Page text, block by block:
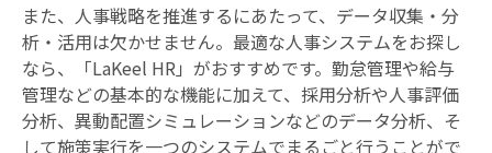
また、人事戦略を推進するにあたって、データ収集・分
析・活用は欠かせません。最適な人事システムをお探し
なら、「LaKeel HR」がおすすめです。勤怠管理や給与
管理などの基本的な機能に加えて、採用分析や人事評価
分析、異動配置シミュレーションなどのデータ分析、そ
して施策実行を一つのシステムでまるごと行うことがで